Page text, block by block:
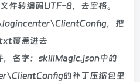
转编码UTF-8，去空格。
，把
覆盖进去
，名字：skillMagic.json中的
的补丁压缩包里